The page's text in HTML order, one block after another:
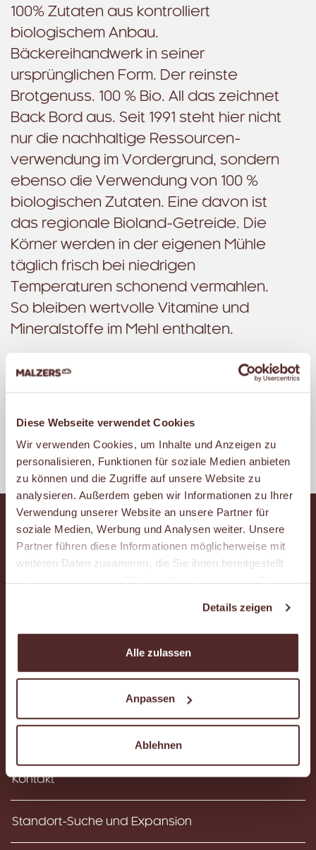
Diese Webseite verwendet Cookies
Wir verwenden Cookies, um Inhalte und Anzeigen zu
personalisieren, Funktionen für soziale Medien anbieten
zu können und die Zugriffe auf unsere Website zu
analysieren. Außerdem geben wir Informationen zu Ihrer
Verwendung unserer Website an unsere Partner für
soziale Medien, Werbung und Analysen weiter. Unsere
Partner führen diese Informationen möglicherweise mit
weiteren Daten zusammen, die Sie ihnen bereitgestellt
Details zeigen
Alle zulassen
Anpassen
Ablehnen
100% Zutaten aus kontrolliert
biologischem Anbau.
Bäckereihandwerk in seiner
ursprünglichen Form. Der reinste
Brotgenuss. 100 % Bio. All das zeichnet
Back Bord aus. Seit 1991 steht hier nicht
nur die nachhaltige Ressourcen­
verwendung im Vordergrund, sondern
ebenso die Verwendung von 100 %
biologischen Zutaten. Eine davon ist
das regionale Bioland-Getreide. Die
Körner werden in der eigenen Mühle
täglich frisch bei niedrigen
Temperaturen schonend vermahlen.
So bleiben wertvolle Vitamine und
Mineralstoffe im Mehl enthalten.
Facebook
PinterestWhatsApp
InstagramFacebookYouTube
Häufig gestellte Fragen (FAQ)
Kontakt
Standort-Suche und Expansion